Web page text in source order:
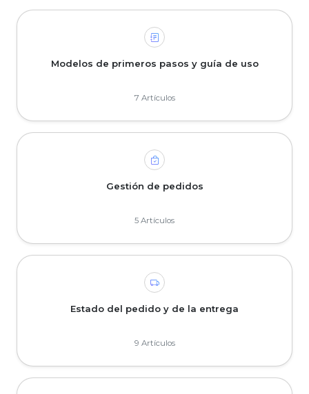
Modelos de primeros pasos y guía de uso
7 Artículos
Gestión de pedidos
5 Artículos
Estado del pedido y de la entrega
9 Artículos